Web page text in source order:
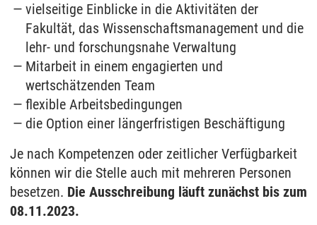
vielseitige Einblicke in die Aktivitäten der
Fakultät, das Wissenschaftsmanagement und die
lehr- und forschungsnahe Verwaltung
Mitarbeit in einem engagierten und
wertschätzenden Team
flexible Arbeitsbedingungen
die Option einer längerfristigen Beschäftigung
Je nach Kompetenzen oder zeitlicher Verfügbarkeit
können wir die Stelle auch mit mehreren Personen
besetzen. Die Ausschreibung läuft zunächst bis zum
08.11.2023.